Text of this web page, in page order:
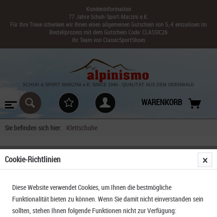
Kundeninformation
77 Jahre Schuh-Sport-Marzini e.K.
Für Ihre Treue schenken wir Ihnen einen allgemeinen Gutschein von 5,-€ einzulösen im
Bestellprozess mit dem Gutschein Code: CLASSIC26
Ihr Team von ClassicSportShoes
SCHUH & SPORT MARZINI e.K. SINCE 1949 - QUALITÄT AUS DEM ODENWALD
WARENKORB
Sie befinden sich hier: Klettschuhe
Cookie-Richtlinien
Diese Website verwendet Cookies, um Ihnen die bestmögliche
Funktionalität bieten zu können. Wenn Sie damit nicht einverstanden sein
sollten, stehen Ihnen folgende Funktionen nicht zur Verfügung: